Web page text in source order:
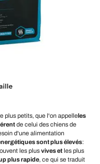
plus petits, que l'on appelle les
de celui des chiens de
d'une alimentation
sont plus élevés:
les plus vives et les plus
plus rapide, ce qui se traduit